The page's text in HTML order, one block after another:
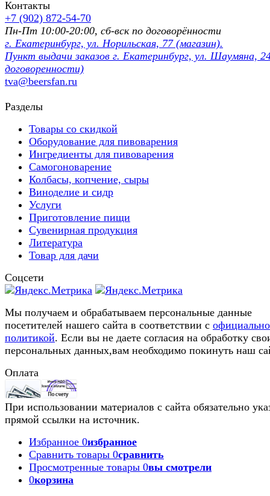
Контакты
+7 (902) 872-54-70
Пн-Пт 10:00-20:00, сб-вск по договорённости
г. Екатеринбург, ул. Норильская, 77 (магазин).
Пункт выдачи заказов г. Екатеринбург, ул. Шаумяна,
договоренности)
tva@beersfan.ru
Разделы
Товары со скидкой
Оборудование для пивоварения
Ингредиенты для пивоварения
Самогоноварение
Колбасы, копчение, сыры
Виноделие и сидр
Услуги
Приготовление пищи
Сувенирная продукция
Литература
Товар для дачи
Соцсети
Мы получаем и обрабатываем персональные данные
посетителей нашего сайта в соответствии с
политикой. Если вы не даете согласия на обработку
персональных данных,вам необходимо покинуть наш
Оплата
При использовании материалов с сайта обязательно
прямой ссылки на источник.
Избранное 0избранное
Сравнить товары 0сравнить
Просмотренные товары 0вы смотрели
0корзина